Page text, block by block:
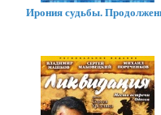
Ирония судьбы.